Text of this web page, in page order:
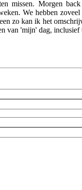
missen. Morgen
We hebben zoveel
zo kan ik het
van 'mijn' dag, inclusief